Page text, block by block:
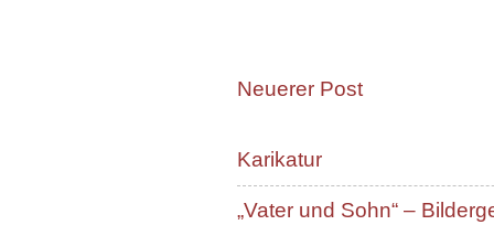
Neuerer Post
Karikatur
„Vater und Sohn“ –